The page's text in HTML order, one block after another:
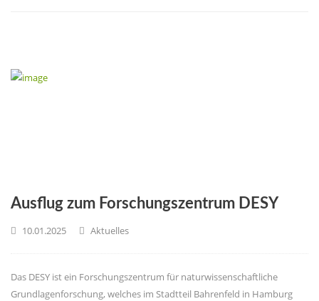
Ausflug zum Forschungszentrum DESY
10.01.2025 Aktuelles
Das DESY ist ein Forschungszentrum für naturwissenschaftliche
Grundlagenforschung, welches im Stadtteil Bahrenfeld in Hamburg